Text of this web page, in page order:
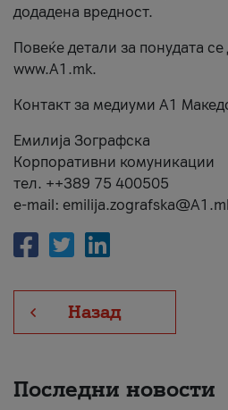
додадена вредност.
Повеќе детали за понудата
www.А1.mk.
Контакт за медиуми А1
Емилија Зографска
Корпоративни комуникации
тел. ++389 75 400505
e-mail:
Назад
Последни новости